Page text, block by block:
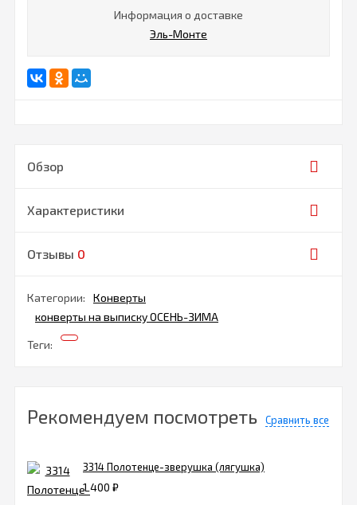
Информация о доставке
Эль-Монте
Обзор
Характеристики
Отзывы 0
Категории:
Конверты
конверты на выписку ОСЕНЬ-ЗИМА
Теги:
Рекомендуем посмотреть Сравнить все
3314 Полотенце-зверушка (лягушка)
1 400 ₽